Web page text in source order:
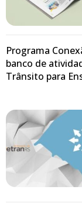
Programa
banco de
Trânsito para